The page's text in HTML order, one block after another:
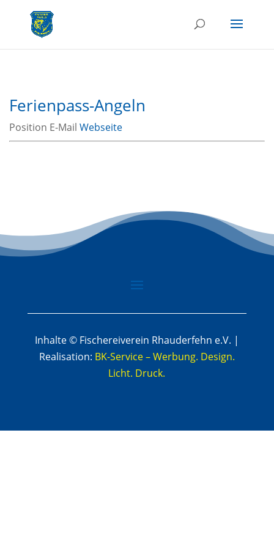
Ferienpass-Angeln
Position E-Mail Webseite
Inhalte © Fischereiverein Rhauderfehn e.V. |
Realisation: BK-Service – Werbung. Design.
Licht. Druck.